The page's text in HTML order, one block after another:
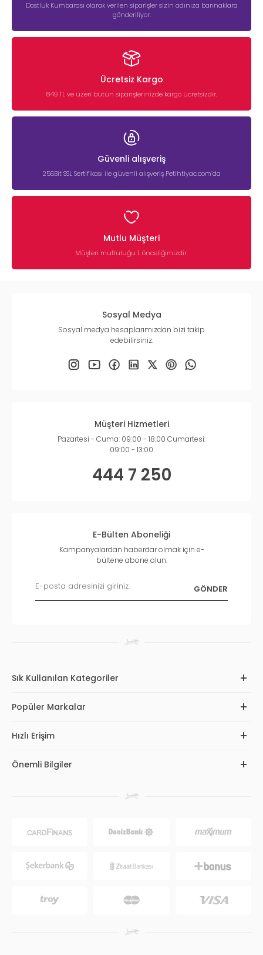
Dostluk Kumbarası olarak verilen siparişler sizin adınıza barınaklara
gönderiliyor.
Ücretsiz Kargo
849 TL ve üzeri bütün siparişlerinizde kargo ücretsizdir.
Güvenli alışveriş
256Bit SSL Sertifikası ile güvenli alışveriş Petihtiyac.com’da
Mutlu Müşteri
Müşteri mutluluğu 1. önceliğimizdir.
Sosyal Medya
Sosyal medya hesaplarımızdan bizi takip
edebilirsiniz.
Müşteri Hizmetleri
Pazartesi - Cuma: 09:00 - 18:00 Cumartesi:
09:00 - 13:00
444 7 250
E-Bülten Aboneliği
Kampanyalardan haberdar olmak için e-
bültene abone olun.
Sık Kullanılan Kategoriler
Popüler Markalar
Hızlı Erişim
Önemli Bilgiler